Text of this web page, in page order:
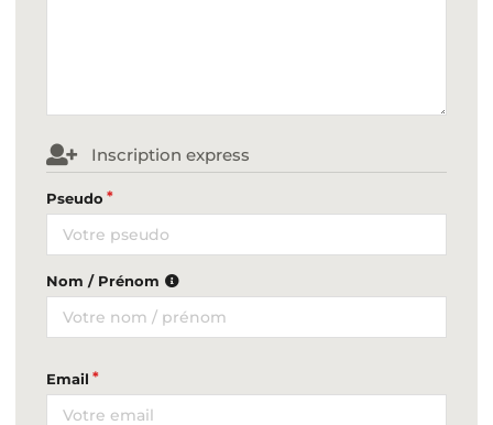
Inscription express
Pseudo
Nom / Prénom
Email